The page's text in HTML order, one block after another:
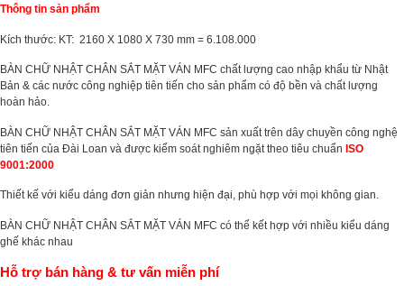
Thông tin sản phẩm
Kích thước: KT: 2160 X 1080 X 730 mm = 6.108.000
BÀN CHỮ NHẬT CHÂN SẮT MẶT VÁN MFC chất lượng cao nhập khẩu từ Nhật
Bản & các nước công nghiệp tiên tiến cho sản phẩm có độ bền và chất lượng
hoàn hảo.
BÀN CHỮ NHẬT CHÂN SẮT MẶT VÁN MFC sản xuất trên dây chuyền công nghệ
tiên tiến của Đài Loan và được kiểm soát nghiêm ngặt theo tiêu chuẩn ISO
9001:2000
Thiết kế với kiểu dáng đơn giản nhưng hiện đại, phù hợp với mọi không gian.
BÀN CHỮ NHẬT CHÂN SẮT MẶT VÁN MFC có thể kết hợp với nhiều kiểu dáng
ghế khác nhau
Hỗ trợ bán hàng & tư vấn miễn phí